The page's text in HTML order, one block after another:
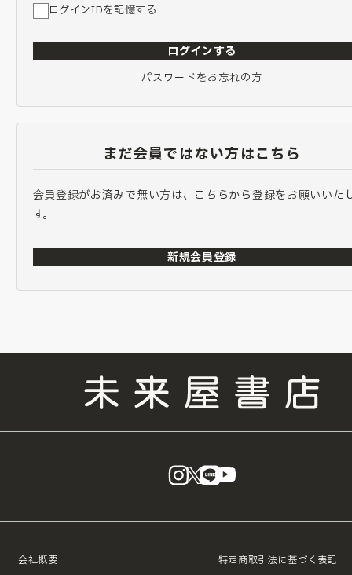
ログインIDを記憶する
ログインする
パスワードをお忘れの方
まだ会員ではない方はこちら
会員登録がお済みで無い方は、こちらから登録をお願いいた
す。
新規会員登録
instagram
X LINE
会社概要 特定商取引法に基づく表記